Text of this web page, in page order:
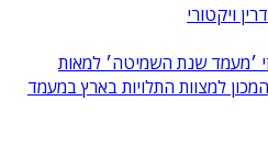
ויקטורי
׳מעמד שנת השמיטה׳ למאות
למצוות התלויות בארץ במעמד